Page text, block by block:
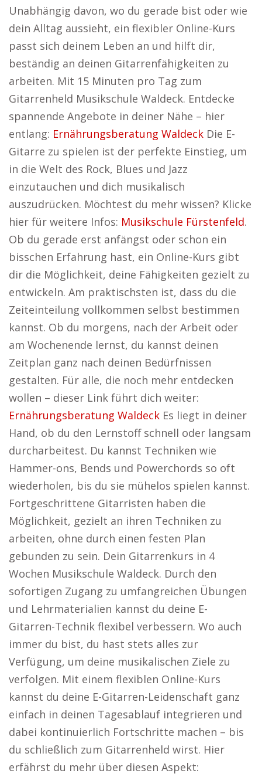
Unabhängig davon, wo du gerade bist oder wie
dein Alltag aussieht, ein flexibler Online-Kurs
passt sich deinem Leben an und hilft dir,
beständig an deinen Gitarrenfähigkeiten zu
arbeiten. Mit 15 Minuten pro Tag zum
Gitarrenheld Musikschule Waldeck. Entdecke
spannende Angebote in deiner Nähe – hier
entlang: Ernährungsberatung Waldeck Die E-
Gitarre zu spielen ist der perfekte Einstieg, um
in die Welt des Rock, Blues und Jazz
einzutauchen und dich musikalisch
auszudrücken. Möchtest du mehr wissen? Klicke
hier für weitere Infos: Musikschule Fürstenfeld.
Ob du gerade erst anfängst oder schon ein
bisschen Erfahrung hast, ein Online-Kurs gibt
dir die Möglichkeit, deine Fähigkeiten gezielt zu
entwickeln. Am praktischsten ist, dass du die
Zeiteinteilung vollkommen selbst bestimmen
kannst. Ob du morgens, nach der Arbeit oder
am Wochenende lernst, du kannst deinen
Zeitplan ganz nach deinen Bedürfnissen
gestalten. Für alle, die noch mehr entdecken
wollen – dieser Link führt dich weiter:
Ernährungsberatung Waldeck Es liegt in deiner
Hand, ob du den Lernstoff schnell oder langsam
durcharbeitest. Du kannst Techniken wie
Hammer-ons, Bends und Powerchords so oft
wiederholen, bis du sie mühelos spielen kannst.
Fortgeschrittene Gitarristen haben die
Möglichkeit, gezielt an ihren Techniken zu
arbeiten, ohne durch einen festen Plan
gebunden zu sein. Dein Gitarrenkurs in 4
Wochen Musikschule Waldeck. Durch den
sofortigen Zugang zu umfangreichen Übungen
und Lehrmaterialien kannst du deine E-
Gitarren-Technik flexibel verbessern. Wo auch
immer du bist, du hast stets alles zur
Verfügung, um deine musikalischen Ziele zu
verfolgen. Mit einem flexiblen Online-Kurs
kannst du deine E-Gitarren-Leidenschaft ganz
einfach in deinen Tagesablauf integrieren und
dabei kontinuierlich Fortschritte machen – bis
du schließlich zum Gitarrenheld wirst. Hier
erfährst du mehr über diesen Aspekt: